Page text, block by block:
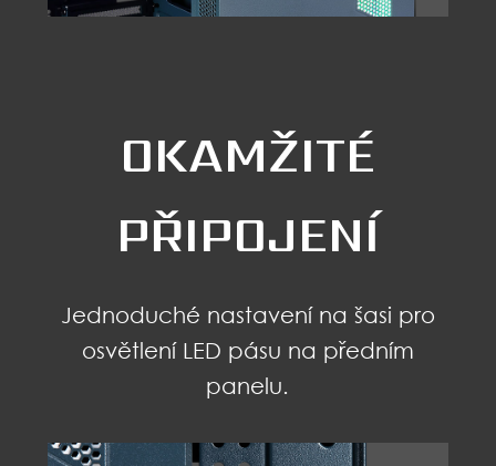
OKAMŽITÉ
PŘIPOJENÍ
Jednoduché nastavení na šasi pro
osvětlení LED pásu na předním
panelu.